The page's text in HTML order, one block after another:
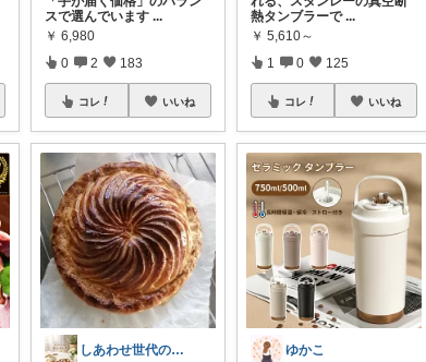
スで選んでいます ...
￥ 6,980
0 2 183
コレ いいね
しあわせ世代のおすすめ便
熱タンブラーで ...
￥ 5,610～
1 0 125
コレ いいね
ゆかこ